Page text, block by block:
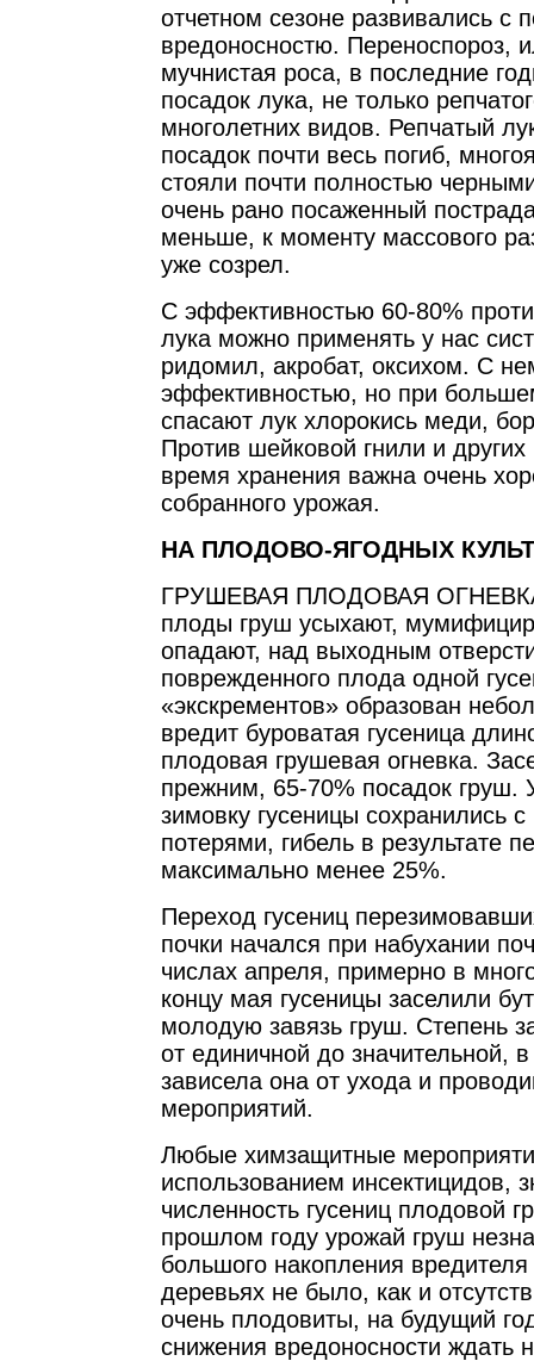
отчетном сезоне развивались с
вредоносностю. Переноспороз,
мучнистая роса, в последние
посадок лука, не только
многолетних видов. Репчатый
посадок почти весь погиб,
стояли почти полностью
очень рано посаженный
меньше, к моменту массового
уже созрел.
С эффективностью 60-80%
лука можно применять у нас
ридомил, акробат, оксихом. С
эффективностью, но при
спасают лук хлорокись меди,
Против шейковой гнили и
время хранения важна очень
собранного урожая.
НА ПЛОДОВО-ЯГОДНЫХ
ГРУШЕВАЯ ПЛОДОВАЯ
плоды груш усыхают,
опадают, над выходным
поврежденного плода одной
«экскрементов» образован
вредит буроватая гусеница
плодовая грушевая огневка.
прежним, 65-70% посадок
зимовку гусеницы сохранились
потерями, гибель в результате
максимально менее 25%.
Переход гусениц
почки начался при набухании
числах апреля, примерно в
концу мая гусеницы заселили
молодую завязь груш. Степень
от единичной до значительной,
зависела она от ухода и
мероприятий.
Любые химзащитные
использованием инсектицидов,
численность гусениц плодовой
прошлом году урожай груш
большого накопления
деревьях не было, как и
очень плодовиты, на будущий
снижения вредоносности ждать